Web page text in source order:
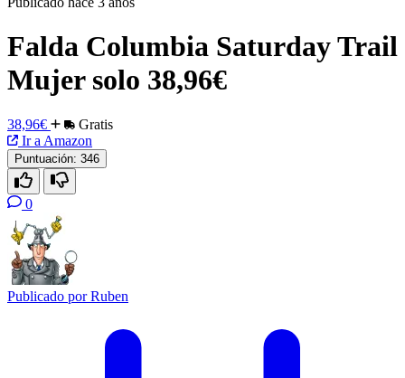
Falda Columbia Saturday Trail
Mujer solo 38,96€
38,96€
Gratis
Ir a Amazon
Puntuación: 346
0
Publicado porRuben